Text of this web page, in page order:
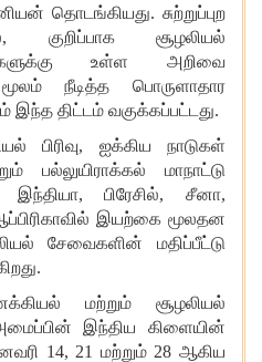
தொடங்கியது. சுற்றுப்புற
குறிப்பாக சூழலியல்
உள்ள அறிவை
நீடித்த பொருளாதார
இந்த திட்டம் வகுக்கப்பட்டது.
பிரிவு, ஐக்கிய நாடுகள்
பல்லுயிராக்கல் மாநாட்டு
பிரேசில், சீனா,
இயற்கை மூலதன
சேவைகளின் மதிப்பீட்டு
மற்றும் சூழலியல்
இந்திய கிளையின்
14, 21 மற்றும் 28 ஆகிய